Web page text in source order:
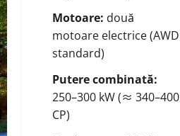
Motoare: două
motoare electrice (AWD
standard)
Putere combinată:
250–300 kW (≈ 340–400
CP)